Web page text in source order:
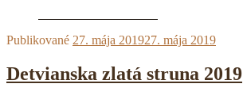
Publikované 27. mája 201927. mája 2019
Detvianska zlatá struna 2019